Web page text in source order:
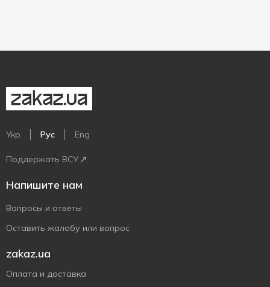
Укр Рус Eng
Поддержать ВСУ
Напишите нам
Вопросы и ответы
Оставить жалобу или вопрос
zakaz.ua
Оплата и доставка